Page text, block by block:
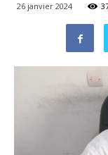
26 janvier 2024